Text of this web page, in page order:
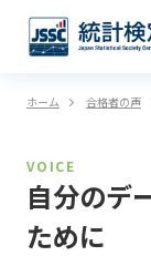
ホーム 合格者の声
VOICE
自分のデ
ために